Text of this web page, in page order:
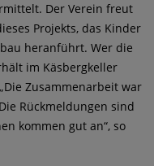
Der Verein freut
Projekts, das Kinder
heranführt. Wer die
im Käsbergkeller
Zusammenarbeit war
Rückmeldungen sind
kommen gut an“, so